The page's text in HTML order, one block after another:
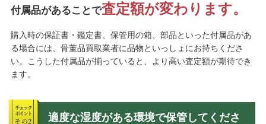
付属品があることで査定額が変わります。
購入時の保証書・鑑定書、保管用の箱、部品といった付属品があ
る場合には、骨董品買取業者に品物といっしょにお持ちくださ
い。こうした付属品が揃っていると、より高い査定額が期待でき
ます。
適度な湿度がある環境で保管してくださ